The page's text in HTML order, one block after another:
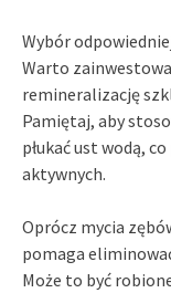
Wybór
Warto
remineralizację
Pamiętaj, aby
płukać ust wodą,
aktywnych.
Oprócz mycia
pomaga
Może to być